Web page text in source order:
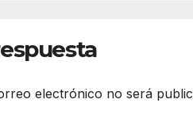
electrónico no será